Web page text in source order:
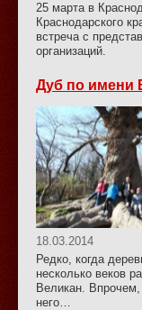
25 марта в
Краснодарского
встреча с
организаций.
Дуб по имени
18.03.2014
Редко, когда
несколько веков
Великан. Впрочем,
него…